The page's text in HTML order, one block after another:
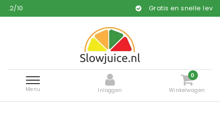
Gratis en snelle levering*
Menu Inloggen
0
Winkelwagen